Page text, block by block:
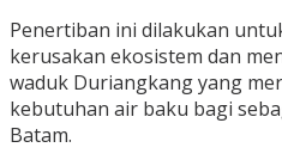
Penertiban ini dilakukan
kerusakan ekosistem dan
waduk Duriangkang yang
kebutuhan air baku bagi
Batam.